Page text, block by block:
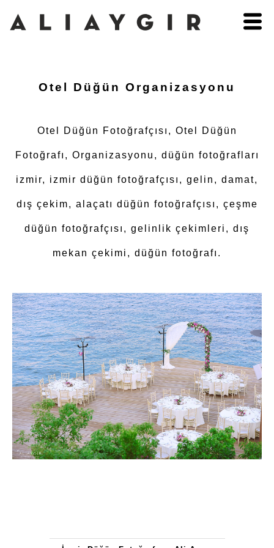
Otel Düğün Organizasyonu
Otel Düğün Fotoğrafçısı, Otel Düğün
Fotoğrafı, Organizasyonu, düğün fotoğrafları
izmir, izmir düğün fotoğrafçısı, gelin, damat,
dış çekim, alaçatı düğün fotoğrafçısı, çeşme
düğün fotoğrafçısı, gelinlik çekimleri, dış
mekan çekimi, düğün fotoğrafı.